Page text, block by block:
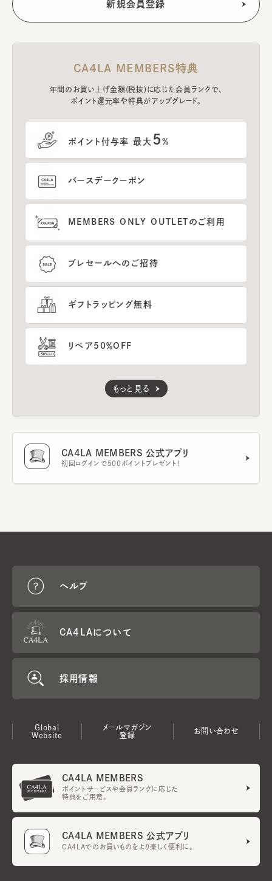
CA4LA MEMBERS特典
年間のお買い上げ金額(税抜)に応じた会員ランクで、
ポイント還元率や特典がアップグレード。
ポイント付与率 最大 5%
バースデークーポン
MEMBERS ONLY OUTLETのご利用
プレセールへのご招待
ギフトラッピング無料
リペア50％OFF
もっと見る
CA4LA MEMBERS 公式アプリ
初回ログインで500ポイントプレゼント！
ヘルプ
CA4LAについて
採用情報
Global
Website
メールマガジン
登録
お問い合わせ
CA4LA MEMBERS
ポイントサービスや会員ランクに応じた
特典をご用意。
CA4LA MEMBERS 公式アプリ
CA4LAでのお買いものをより楽しく便利に。